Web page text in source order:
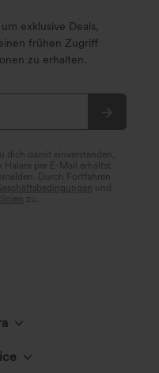
exklusive Deals,
frühen Zugriff
zu erhalten.
damit einverstanden,
per E-Mail erhältst.
Durch Fortfahren
und
zu.